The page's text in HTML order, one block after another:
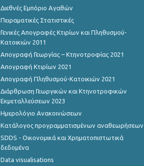
Διεθνές Εμπόριο Αγαθών
Πειραματικές Στατιστικές
Γενικές Απογραφές Κτιρίων και Πληθυσμού-
Κατοικιών 2011
Απογραφή Γεωργίας – Κτηνοτροφίας 2021
Απογραφή Κτιρίων 2021
Απογραφή Πληθυσμού-Κατοικιών 2021
Διάρθρωση Γεωργικών και Κτηνοτροφικών
Εκμεταλλεύσεων 2023
Ημερολόγιο Ανακοινώσεων
Κατάλογος προγραμματισμένων αναθεωρήσεων
SDDS - Οικονομικά και Χρηματοπιστωτικά
δεδομένα
Data visualisations